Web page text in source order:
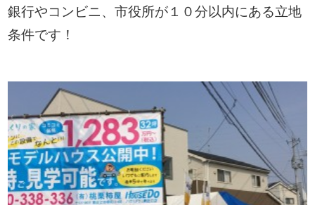
銀行やコンビニ、市役所が１０分以内にある立地
条件です！